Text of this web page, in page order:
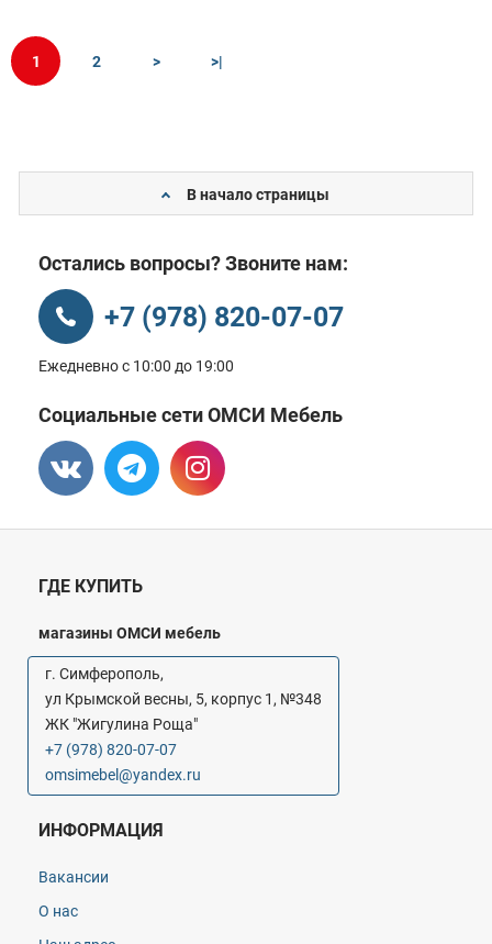
1 2 > >|
В начало страницы
Остались вопросы? Звоните нам:
+7 (978) 820-07-07
Ежедневно с 10:00 до 19:00
Социальные сети ОМСИ Мебель
ГДЕ КУПИТЬ
магазины ОМСИ мебель
г. Симферополь,
ул Крымской весны, 5, корпус 1, №348
ЖК "Жигулина Роща"
+7 (978) 820-07-07
omsimebel@yandex.ru
ИНФОРМАЦИЯ
Вакансии
О нас